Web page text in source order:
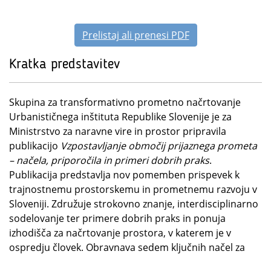
Prelistaj ali prenesi PDF
Kratka predstavitev
Skupina za transformativno prometno načrtovanje
Urbanističnega inštituta Republike Slovenije je za
Ministrstvo za naravne vire in prostor pripravila
publikacijo Vzpostavljanje območij prijaznega prometa
– načela, priporočila in primeri dobrih praks.
Publikacija predstavlja nov pomemben prispevek k
trajnostnemu prostorskemu in prometnemu razvoju v
Sloveniji. Združuje strokovno znanje, interdisciplinarno
sodelovanje ter primere dobrih praks in ponuja
izhodišča za načrtovanje prostora, v katerem je v
ospredju človek. Obravnava sedem ključnih načel za